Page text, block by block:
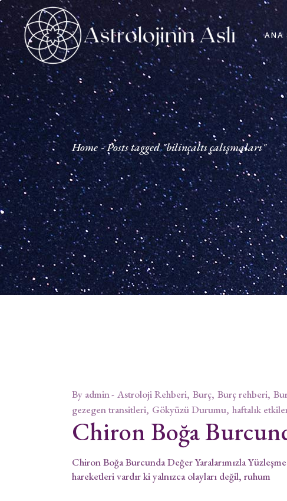
Skip
the
content ANA
Home Posts tagged "bilinçaltı çalışmaları"
By admin Astroloji Rehberi Burç Burç rehberi
gezegen transitleri Gökyüzü Durumu haftalık
Chiron Boğa
Chiron Boğa Burcunda Değer Yaralarımızla
hareketleri vardır ki yalnızca olayları değil, ruhum